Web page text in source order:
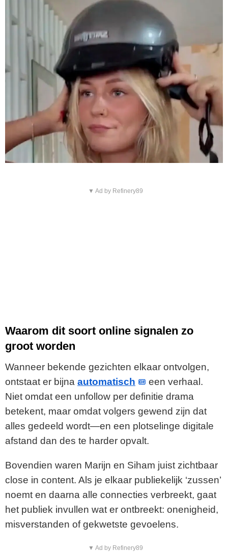
▼ Ad by Refinery89
Waarom dit soort online signalen zo
groot worden
Wanneer bekende gezichten elkaar ontvolgen,
ontstaat er bijna automatisch
een verhaal.
Niet omdat een unfollow per definitie drama
betekent, maar omdat volgers gewend zijn dat
alles gedeeld wordt—en een plotselinge digitale
afstand dan des te harder opvalt.
Bovendien waren Marijn en Siham juist zichtbaar
close in content. Als je elkaar publiekelijk ‘zussen’
noemt en daarna alle connecties verbreekt, gaat
het publiek invullen wat er ontbreekt: onenigheid,
misverstanden of gekwetste gevoelens.
▼ Ad by Refinery89